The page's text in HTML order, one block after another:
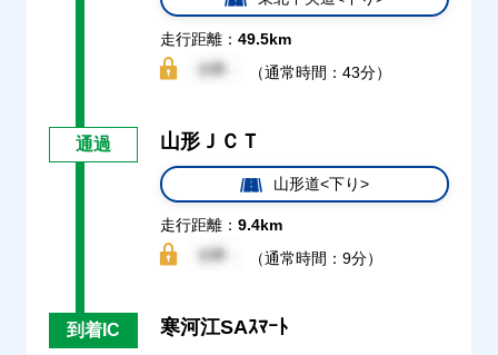
走行距離： 49.5km
（通常時間：43分）
通過 山形ＪＣＴ
山形道<下り>
走行距離： 9.4km
（通常時間：9分）
到着IC 寒河江SAｽﾏｰﾄ